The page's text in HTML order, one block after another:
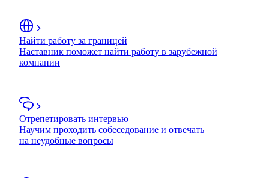
Найти работу за границей
Наставник поможет найти работу в зарубежной
компании
Отрепетировать интервью
Научим проходить собеседование и отвечать
на неудобные вопросы